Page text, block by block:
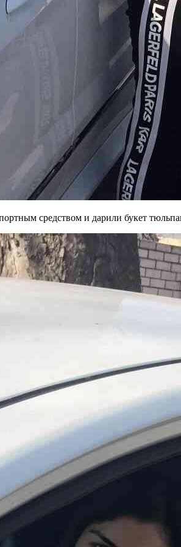
средством и дарили букет